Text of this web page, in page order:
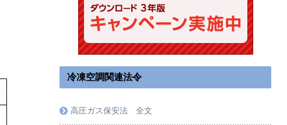
冷凍空調関連法令
高圧ガス保安法 全文